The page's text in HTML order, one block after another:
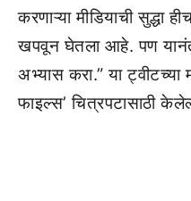
करणाऱ्या मीडियाची सुद्धा
खपवून घेतला आहे. पण
अभ्यास करा.” या
फाइल्स’ चित्रपटासाठी